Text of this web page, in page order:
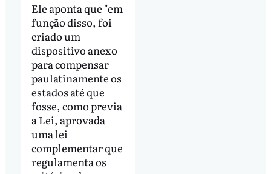
Ele aponta que "em
função disso, foi
criado um
dispositivo anexo
para compensar
paulatinamente os
estados até que
fosse, como previa
a Lei, aprovada
uma lei
complementar que
regulamenta os